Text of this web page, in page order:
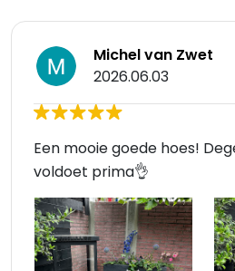
Michel van Zwet
2026.06.03
Een mooie goede hoes!
voldoet prima👌